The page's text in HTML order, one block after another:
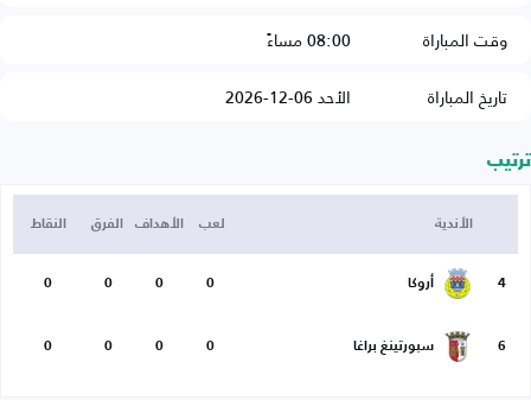
وقت المباراة
08:00 مساءً
تاريخ المباراة
الأحد 06-12-2026
ترتيب
الأندية لعب الأهداف الفرق النقاط
4 أروكا 0
0
0
0
6 سبورتينغ براغا 0
0
0
0